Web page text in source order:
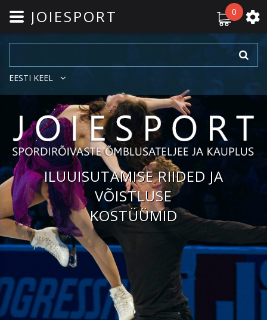
ILUUISUTAMISE RIIDED JA
VÕISTLUSE
KOSTÜÜMID
0
EESTI KEEL
JOIESPORT